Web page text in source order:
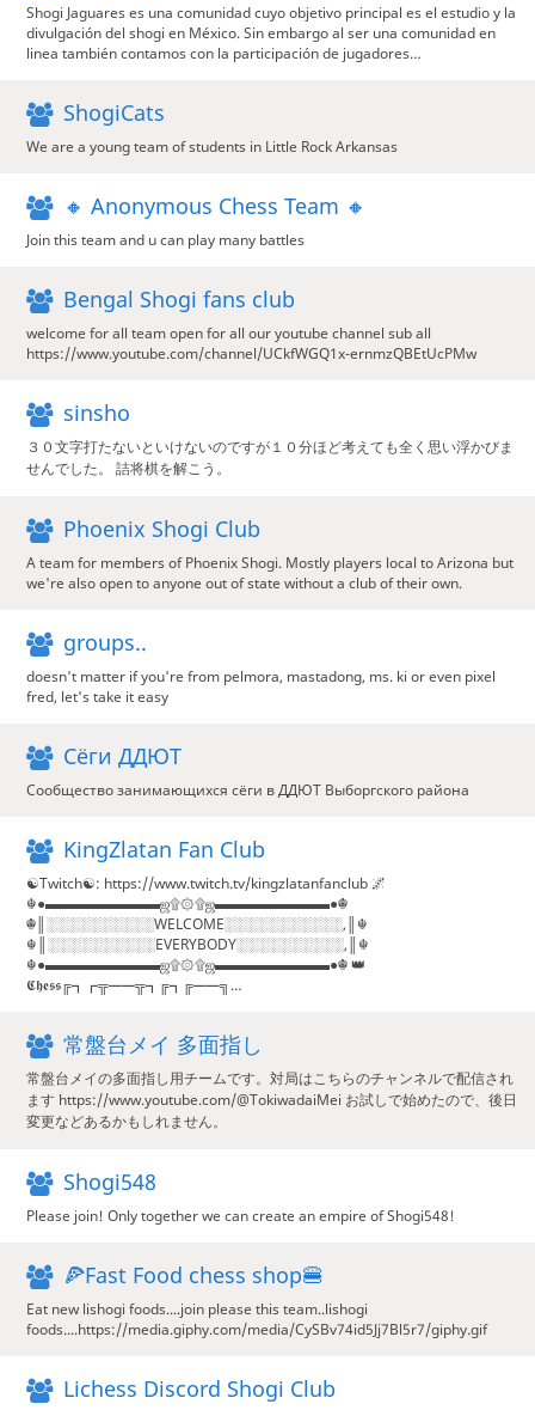
Shogi Jaguares es una comunidad cuyo objetivo principal es el estudio y la
divulgación del shogi en México. Sin embargo al ser una comunidad en
linea también contamos con la participación de jugadores…
ShogiCats
We are a young team of students in Little Rock Arkansas
🔸 Anonymous Chess Team 🔸
Join this team and u can play many battles
Bengal Shogi fans club
welcome for all team open for all our youtube channel sub all
https://www.youtube.com/channel/UCkfWGQ1x-ernmzQBEtUcPMw
sinsho
３０文字打たないといけないのですが１０分ほど考えても全く思い浮かびま
せんでした。 詰将棋を解こう。
Phoenix Shogi Club
A team for members of Phoenix Shogi. Mostly players local to Arizona but
we're also open to anyone out of state without a club of their own.
groups..
doesn't matter if you're from pelmora, mastadong, ms. ki or even pixel
fred, let's take it easy
Сёги ДДЮТ
Сообщество занимающихся сёги в ДДЮТ Выборгского района
KingZlatan Fan Club
☯Twitch☯: https://www.twitch.tv/kingzlatanfanclub 🌌
☬●▬▬▬▬▬▬▬▬ஜ۩۞۩ஜ▬▬▬▬▬▬▬▬●☬
☬║░░░░░░░░░░WELCOME░░░░░░░░░░░,║☬
☬║░░░░░░░░░░EVERYBODY░░░░░░░░░░,║☬
☬●▬▬▬▬▬▬▬▬ஜ۩۞۩ஜ▬▬▬▬▬▬▬▬●☬ 👑
𝕮𝖍𝖊𝖘𝖘╔┓┏╦━━╦┓╔┓╔━━╗…
常盤台メイ 多面指し
常盤台メイの多面指し用チームです。対局はこちらのチャンネルで配信され
ます https://www.youtube.com/@TokiwadaiMei お試しで始めたので、後日
変更などあるかもしれません。
Shogi548
Please join! Only together we can create an empire of Shogi548!
🍕Fast Food chess shop🍔
Eat new lishogi foods....join please this team..lishogi
foods....https://media.giphy.com/media/CySBv74id5Jj7Bl5r7/giphy.gif
Lichess Discord Shogi Club